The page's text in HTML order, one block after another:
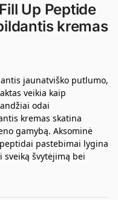
Up Peptide
kremas
jaunatviško putlumo,
veikia kaip
odai
kremas skatina
gamybą. Aksominė
pastebimai lygina
švytėjimą bei